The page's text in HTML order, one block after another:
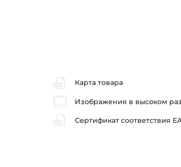
Карта товара
Изображения в высоком
Сертификат соответствия